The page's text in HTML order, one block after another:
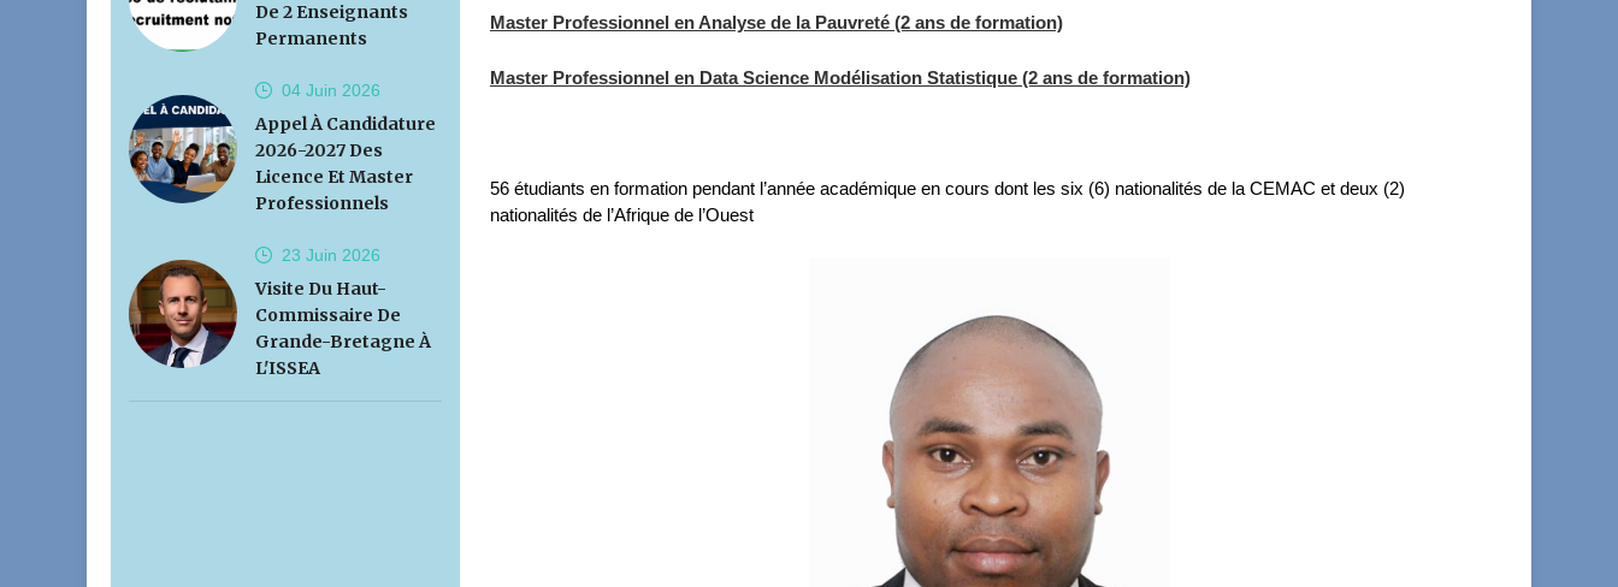
De 2 Enseignants
Permanents
04 Juin 2026
Appel À Candidature
2026-2027 Des
Licence Et Master
Professionnels
23 Juin 2026
Visite Du Haut-
Commissaire De
Grande-Bretagne À
L'ISSEA
Master Professionnel en Analyse de la Pauvreté (2 ans de formation)
Master Professionnel en Data Science Modélisation Statistique (2 ans de formation)
56 étudiants en formation pendant l’année académique en cours dont les six (6) nationalités de la CEMAC et deux (2)
nationalités de l’Afrique de l’Ouest